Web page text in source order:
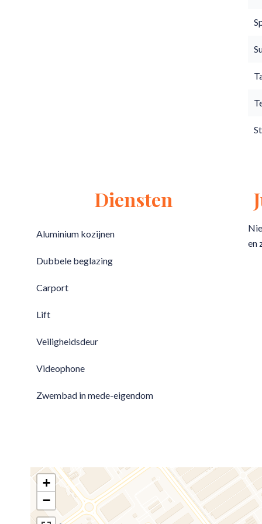
Diensten
Aluminium kozijnen
Dubbele beglazing
Carport
Lift
Veiligheidsdeur
Videophone
Zwembad in mede-eigendom
en
+
−